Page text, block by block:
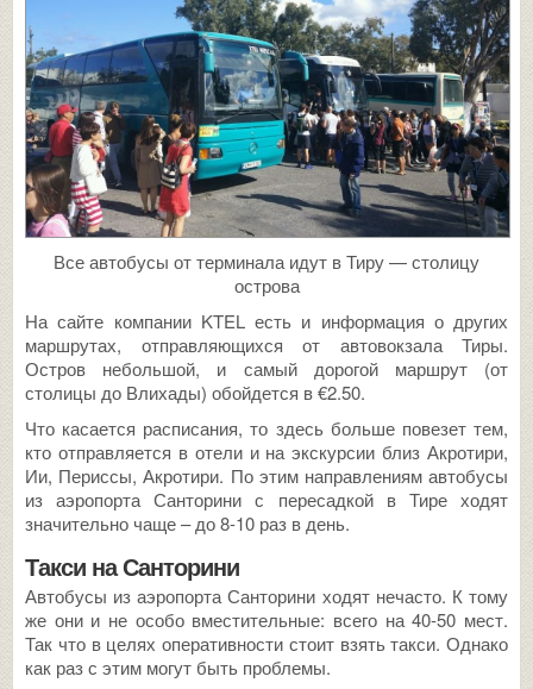
Все автобусы от терминала идут в Тиру — столицу
острова
На сайте компании KTEL есть и информация о других
маршрутах, отправляющихся от автовокзала Тиры.
Остров небольшой, и самый дорогой маршрут (от
столицы до Влихады) обойдется в €2.50.
Что касается расписания, то здесь больше повезет тем,
кто отправляется в отели и на экскурсии близ Акротири,
Ии, Периссы, Акротири. По этим направлениям автобусы
из аэропорта Санторини с пересадкой в Тире ходят
значительно чаще – до 8-10 раз в день.
Такси на Санторини
Автобусы из аэропорта Санторини ходят нечасто. К тому
же они и не особо вместительные: всего на 40-50 мест.
Так что в целях оперативности стоит взять такси. Однако
как раз с этим могут быть проблемы.